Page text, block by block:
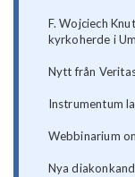
F. Wojciech
kyrkoherde i
Nytt från
Instrumentum
Webbinarium
Nya